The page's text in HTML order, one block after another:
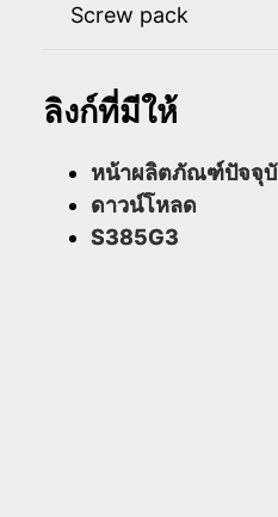
Screw pack
ลิงก์ที่มีให้
หน้าผลิตภัณฑ์ปัจจุ
ดาวน์โหลด
S385G3